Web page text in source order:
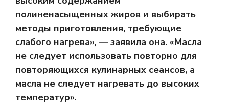
полиненасыщенных жиров и выбирать
методы приготовления, требующие
слабого нагрева», — заявила она. «Масла
не следует использовать повторно для
повторяющихся кулинарных сеансов, а
масла не следует нагревать до высоких
температур».